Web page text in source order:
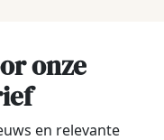
onze
en relevante